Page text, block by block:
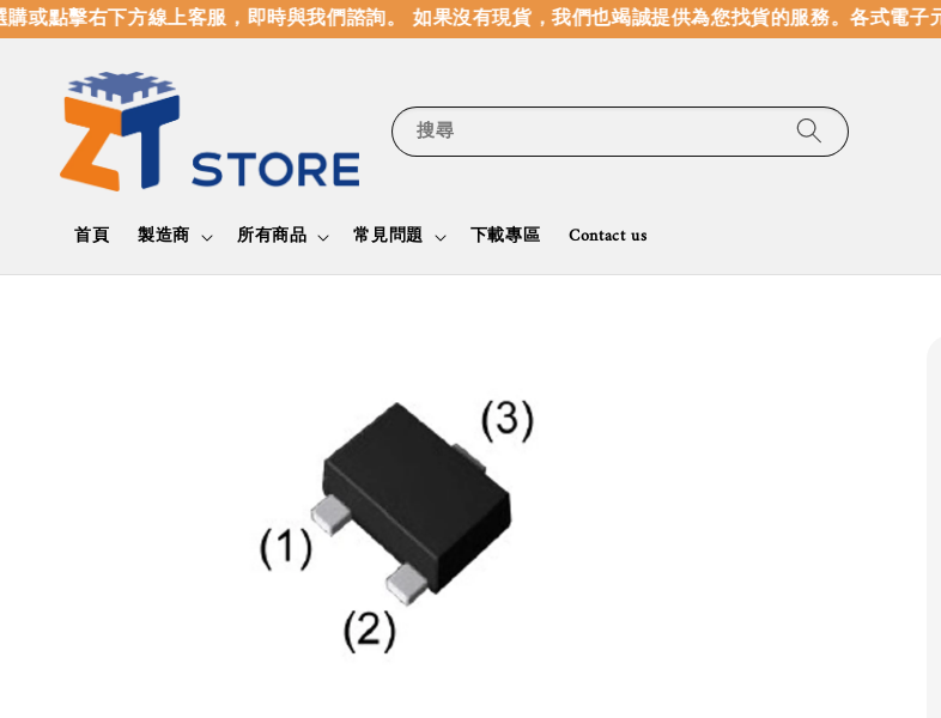
點擊右下方線上客服，即時與我們諮詢。 如果沒有現貨，我們也竭誠提供為您找貨的服務。各式電子元
搜尋
首頁 製造商 所有商品 常見問題 下載專區 Contact us